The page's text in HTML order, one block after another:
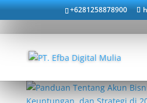
+6281258878900